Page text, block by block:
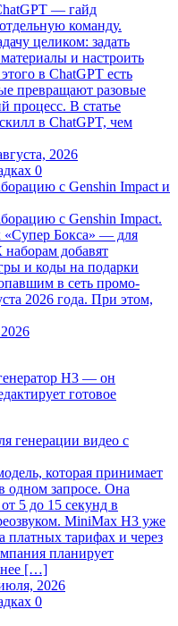
— гайд
команду.
целиком: задать
и настроить
в ChatGPT есть
превращают разовые
процесс. В статье
в ChatGPT, чем
2026
0
с Genshin Impact и
с Genshin Impact.
«Супер Бокса» — для
добавят
и коды на подарки
в сеть промо-
2026 года. При этом,
генерации видео с
которая принимает
одном запросе. Она
5 до 15 секунд в
MiniMax H3 уже
платных тарифах и через
планирует
[…]
2026
0